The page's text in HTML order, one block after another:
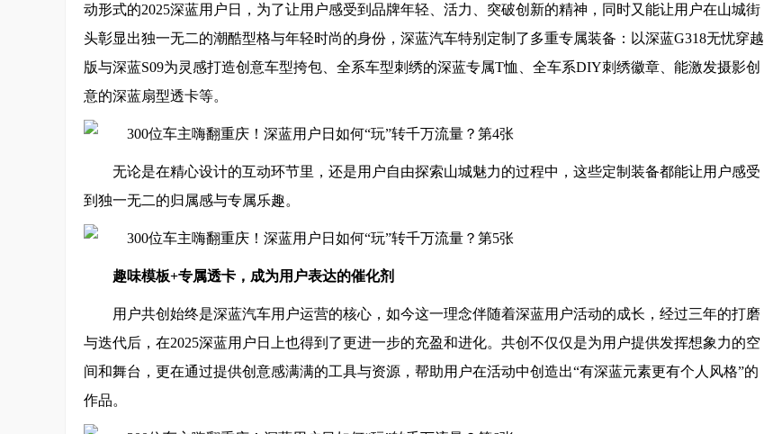
动形式的2025深蓝用户日，为了让用户感受到品牌年轻、活力、突破创新的精神，同时又能让用户在山城街
头彰显出独一无二的潮酷型格与年轻时尚的身份，深蓝汽车特别定制了多重专属装备：以深蓝G318无忧穿越
版与深蓝S09为灵感打造创意车型挎包、全系车型刺绣的深蓝专属T恤、全车系DIY刺绣徽章、能激发摄影创
意的深蓝扇型透卡等。
无论是在精心设计的互动环节里，还是用户自由探索山城魅力的过程中，这些定制装备都能让用户感受
到独一无二的归属感与专属乐趣。
趣味模板+专属透卡 ，成为用户表达的催化剂
用户共创始终是深蓝汽车用户运营的核心，如今这一理念伴随着深蓝用户活动的成长，经过三年的打磨
与迭代后，在2025深蓝用户日上也得到了更进一步的充盈和进化。共创不仅仅是为用户提供发挥想象力的空
间和舞台，更在通过提供创意感满满的工具与资源，帮助用户在活动中创造出“有深蓝元素更有个人风格”的
作品。